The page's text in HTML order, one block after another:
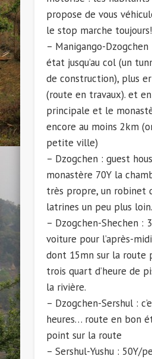
propose de vous
le stop marche
– Manigango-
état jusqu’au col (un
de construction), plus
(route en travaux). et
principale et le
encore au moins 2km
petite ville)
– Dzogchen : guest
monastère 70Y la
très propre, un robinet
latrines un peu plus
– Dzogchen-Shechen :
voiture pour l’après-
dont 15mn sur la route
trois quart d’heure de
la rivière.
– Dzogchen-Sershul :
heures… route en bon
point sur la route
– Sershul-Yushu : 50Y/